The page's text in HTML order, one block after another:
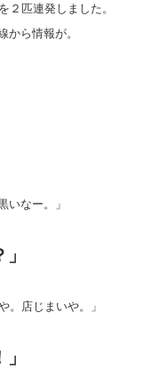
２匹連発しました。
ら情報が。
いなー。」
。店じまいや。」